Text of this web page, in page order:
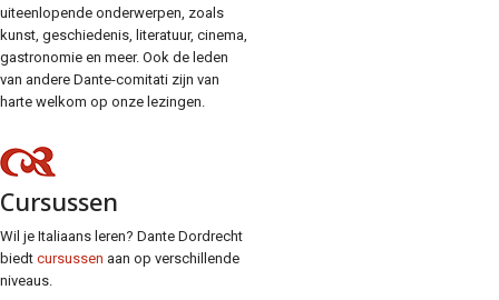
uiteenlopende onderwerpen, zoals
kunst, geschiedenis, literatuur, cinema,
gastronomie en meer. Ook de leden
van andere Dante-comitati zijn van
harte welkom op onze lezingen.
Cursussen
Wil je Italiaans leren? Dante Dordrecht
biedt cursussen aan op verschillende
niveaus.